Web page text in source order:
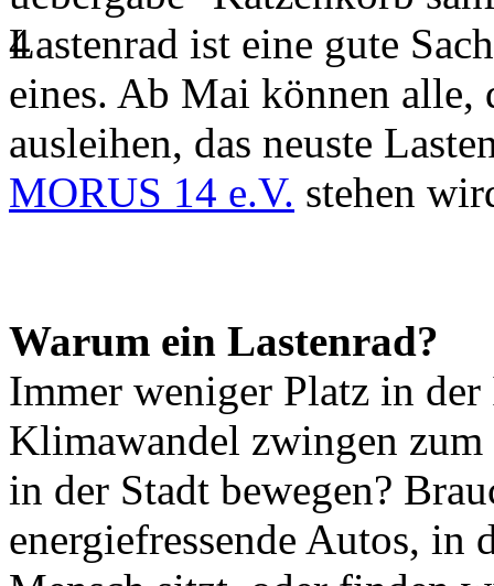
Lastenrad ist eine gute
eines. Ab Mai können
ausleihen, das neuste
MORUS 14 e.V. stehen
Warum ein Lastenrad?
Immer weniger Platz in
Klimawandel zwingen
in der Stadt bewegen?
energiefressende Autos, in